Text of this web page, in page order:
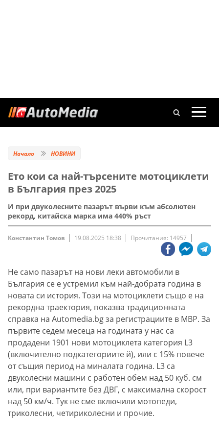
Начало НОВИНИ
Ето кои са най-търсените мотоциклети
в България през 2025
И при двуколесните пазарът върви към абсолютен
рекорд, китайска марка има 440% ръст
Константин Томов 19.08.2025 18:38 Прочитания: 14957
Не само пазарът на нови леки автомобили в
България се е устремил към най-добрата година в
новата си история. Този на мотоциклети също е на
рекордна траектория, показва традиционната
справка на Automedia.bg за регистрациите в МВР. За
първите седем месеца на годината у нас са
продадени 1901 нови мотоциклета категория L3
(включително подкатегориите й), или с 15% повече
от същия период на миналата година. L3 са
двуколесни машини с работен обем над 50 куб. см
или, при вариантите без ДВГ, с максимална скорост
над 50 км/ч. Тук не сме включили мотопеди,
триколесни, четириколесни и прочие.